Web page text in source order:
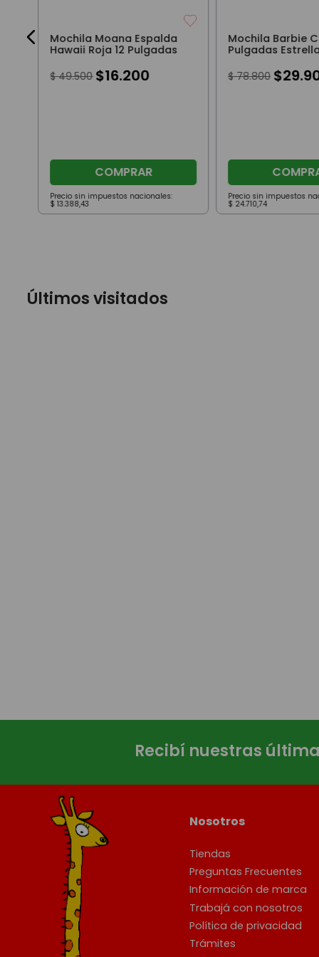
Mochila Moana Espalda
Hawaii Roja 12 Pulgadas
$ 49.500 $16.200
COMPRAR
Precio sin impuestos nacionales:
$ 13.388,43
Mochila Barbie
Pulgadas
$ 78.800 $29.
Precio sin impuestos
$ 24.710,74
Últimos visitados
Recibí nuestras
Nosotros
Tiendas
Preguntas Frecuentes
Información de marca
Trabajá con nosotros
Política de privacidad
Trámites